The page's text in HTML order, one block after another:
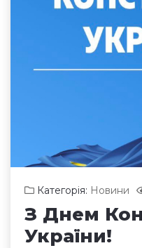
Категорія: Новини
З Днем
України!